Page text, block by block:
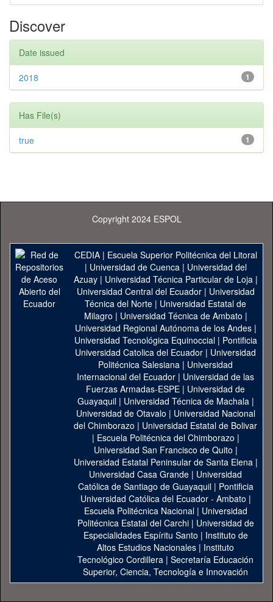
Discover
Date issued
1
2018
Has File(s)
1
true
Copyright 2024 ESPOL
CEDIA| Escuela Superior Politécnica del Litoral
| Universidad de Cuenca| Universidad del
Azuay| Universidad Técnica Particular de Loja|
Universidad Central del Ecuador| Universidad
Técnica del Norte | Universidad Estatal de
Milagro | Universidad Técnica de Ambato |
Universidad Regional Autónoma de los Andes|
Universidad Tecnológica Equinoccial| Pontificia
Universidad Catolica del Ecuador | Universidad
Politécnica Salesiana | Universidad
Internacional del Ecuador | Universidad de las
Fuerzas Armadas-ESPE | Universidad de
Guayaquil| Universidad Técnica de Machala|
Universidad de Otavalo | Universidad Nacional
del Chimborazo | Universidad Estatal de Bolivar
| Escuela Politécnica del Chimborazo |
Universidad San Francisco de Quito |
Universidad Estatal Peninsular de Santa Elena|
Universidad Casa Grande | Universidad
Católica de Santiago de Guayaquil| Pontificia
Universidad Católica del Ecuador - Ambato |
Escuela Politécnica Nacional| Universidad
Politécnica Estatal del Carchi| Universidad de
Especialidades Espíritu Santo | Instituto de
Altos Estudios Nacionales | Instituto
Tecnológico Cordillera | Secretaría Educación
Superior, Ciencia, Tecnología e Innovación